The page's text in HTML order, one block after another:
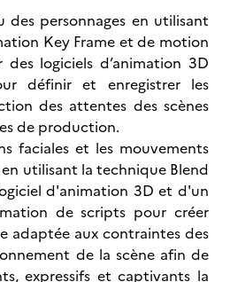
des personnages en utilisant
Key Frame et de motion
logiciels d’animation 3D
définir et enregistrer les
des attentes des scènes
de production.
faciales et les mouvements
utilisant la technique Blend
d'animation 3D et d'un
de scripts pour créer
adaptée aux contraintes des
de la scène afin de
expressifs et captivants la